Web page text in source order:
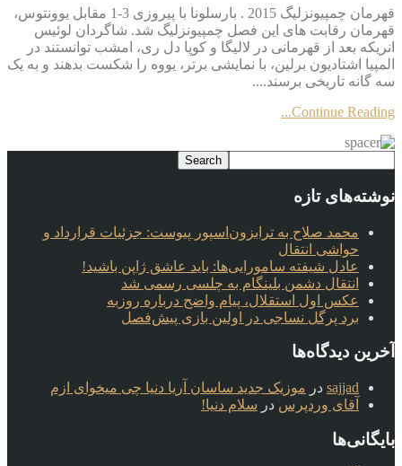
قهرمان چمپیونزلیگ 2015 . بارسلونا با پیروزی 3-1 مقابل یوونتوس،
قهرمان رقابت های این فصل چمپیونزلیگ شد. شاگردان لوئیس
انریکه بعد از قهرمانی در لالیگا و کوپا دل ری، امشب ‏توانستند در
المپیا اشتادیون برلین، با نمایشی برتر، یووه را شکست بدهند و به یک
سه گانه تاریخی ‏برسند.‏...
Continue Reading...
نوشته‌های تازه
محمد صلاح به ترابزون‌اسپور پیوست: جزئیات قرارداد و
حواشی انتقال
عادل شیفته سامورایی‌ها: باید عاشق ژاپن باشید!
انتقال دشمن بلینگام به چلسی رسمی شد
عکس اول استقلال، پیام واضح درباره روزبه
برد پرگل نساجی در اولین بازی پیش‌فصل
آخرین دیدگاه‌ها
sajjad در موزیک جدید ساسان آریا دنیا چی میخوای ازم
آقای وردپرس در سلام دنیا!
بایگانی‌ها